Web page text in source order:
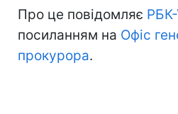
Про це повідомляє РБК-
посиланням на Офіс
прокурора.